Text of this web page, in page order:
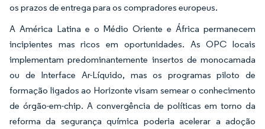
os prazos de entrega para os compradores europeus.
A América Latina e o Médio Oriente e África permanecem
incipientes mas ricos em oportunidades. As OPC locais
implementam predominantemente insertos de monocamada
ou de Interface Ar-Líquido, mas os programas piloto de
formação ligados ao Horizonte visam semear o conhecimento
de órgão-em-chip. A convergência de políticas em torno da
reforma da segurança química poderia acelerar a adoção